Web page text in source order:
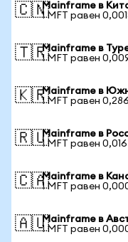
🇨🇳Mainframe в
1 MFT равен
🇹🇷Mainframe в
1 MFT равен
🇰🇷Mainframe в
1 MFT равен
🇷🇺Mainframe в
1 MFT равен
🇨🇦Mainframe в
1 MFT равен
🇦🇺Mainframe в
1 MFT равен